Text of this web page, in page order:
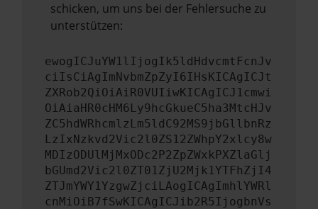
schicken, um uns bei der Fehlersuche zu
unterstützen:
ewogICJuYW1lIjogIk5ldHdvcmtFcnJv
ciIsCiAgImNvbmZpZyI6IHsKICAgICJt
ZXRob2QiOiAiR0VUIiwKICAgICJ1cmwi
OiAiaHR0cHM6Ly9hcGkueC5ha3MtcHJv
ZC5hdWRhcmlzLm5ldC92MS9jbGllbnRz
LzIxNzkvd2Vic2l0ZS12ZWhpY2xlcy8w
MDIzODUlMjMxODc2P2ZpZWxkPXZlaGlj
bGUmd2Vic2l0ZT01ZjU2Mjk1YTFhZjI4
ZTJmYWY1YzgwZjciLAogICAgImhlYWRl
cnMiOiB7fSwKICAgICJib2R5IjogbnVs